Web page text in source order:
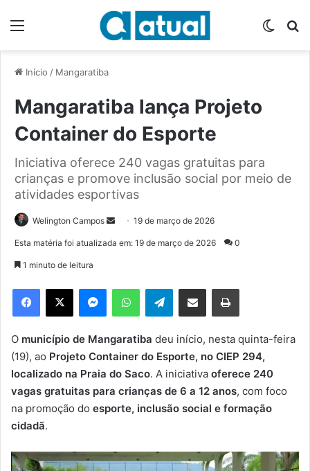
Início / Mangaratiba
Mangaratiba lança Projeto
Container do Esporte
Iniciativa oferece 240 vagas gratuitas para
crianças e promove inclusão social por meio de
atividades esportivas
Welington Campos
e
m
e
-
m
19 de março de 2026
Esta matéria foi atualizada em: 19 de março de 2026 0
1 minuto de leitura
Telegram
O município de Mangaratiba deu início, nesta quinta-feira
(19), ao Projeto Container do Esporte, no CIEP 294,
localizado na Praia do Saco. A iniciativa oferece 240
vagas gratuitas para crianças de 6 a 12 anos, com foco
na promoção do esporte, inclusão social e formação
cidadã.